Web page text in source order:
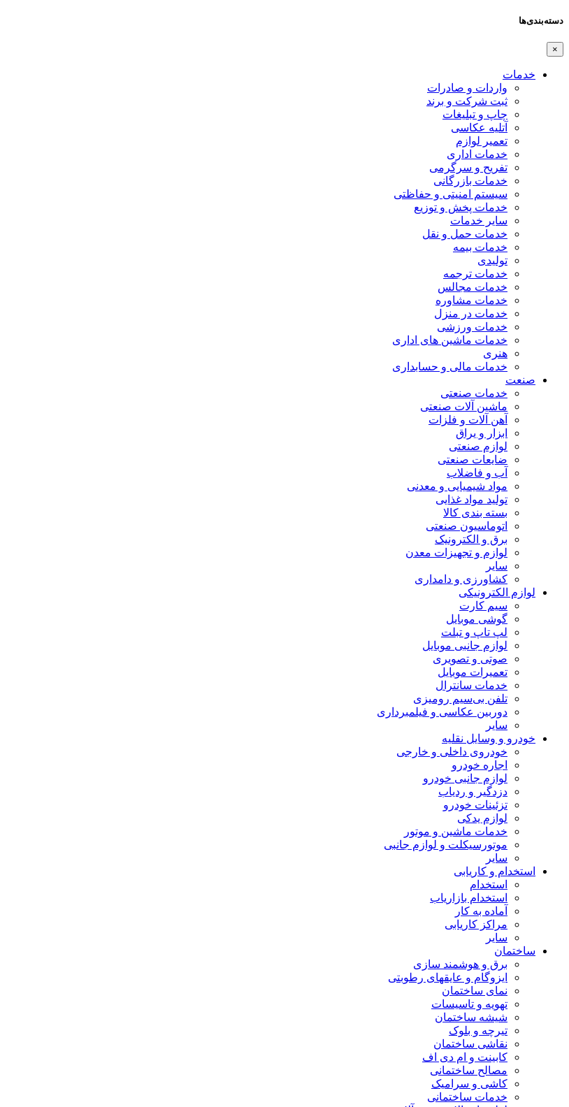
دسته‌بندی‌ها
×
خدمات
واردات و صادرات
ثبت شرکت و برند
چاپ و تبلیغات
آتلیه عکاسی
تعمیر لوازم
خدمات اداری
تفریح و سرگرمی
خدمات بازرگانی
سیستم امنیتی و حفاظتی
خدمات پخش و توزیع
سایر خدمات
خدمات حمل و نقل
خدمات بیمه
تولیدی
خدمات ترجمه
خدمات مجالس
خدمات مشاوره
خدمات در منزل
خدمات ورزشی
خدمات ماشین های اداری
هنری
خدمات مالی و حسابداری
صنعت
خدمات صنعتی
ماشین آلات صنعتی
آهن آلات و فلزات
ابزار و یراق
لوازم صنعتی
ضایعات صنعتی
آب و فاضلاب
مواد شیمیایی و معدنی
تولید مواد غذایی
بسته بندی کالا
اتوماسیون صنعتی
برق و الکترونیک
لوازم و تجهیزات معدن
سایر
کشاورزی و دامداری
لوازم الکترونیکی
سیم کارت
گوشی موبایل
لپ تاپ و تبلت
لوازم جانبی موبایل
صوتی و تصویری
تعمیرات موبایل
خدمات سانترال
تلفن بی‌سیم رومیزی
دوربین عکاسی و فیلمبرداری
سایر
خودرو و وسایل نقلیه
خودروی داخلی و خارجی
اجاره خودرو
لوازم جانبی خودرو
دزدگیر و ردیاب
تزئینات خودرو
لوازم یدکی
خدمات ماشین و موتور
موتورسیکلت و لوازم جانبی
سایر
استخدام و کاریابی
استخدام
استخدام بازاریاب
آماده به کار
مراکز کاریابی
سایر
ساختمان
برق و هوشمند سازی
ایزوگام و عایقهای رطوبتی
نمای ساختمان
تهویه و تاسیسات
شیشه ساختمان
تیرچه و بلوک
نقاشی ساختمان
کابینت و ام دی اف
مصالح ساختمانی
کاشی و سرامیک
خدمات ساختمانی